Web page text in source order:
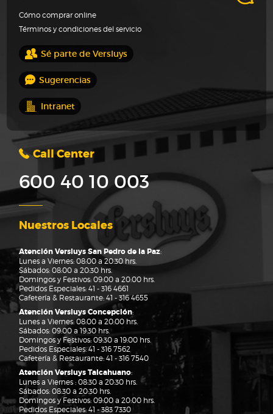
Cómo comprar online
Términos y condiciones del servicio
Sé parte de Versluys
Sugerencias
Intranet
Call Center
600 40 10 003
Nuestros Locales
Atención Versluys San Pedro de la Paz:
Lunes a Viernes: 08:00 a 20:30 hrs.
Sábados: 08:00 a 20:30 hrs.
Domingos y Festivos: 09:00 a 20:00 hrs.
Pedidos Especiales:41 - 316 4661
Cafetería & Restaurante:41 - 316 4655
Atención Versluys Concepción:
Lunes a Viernes: 08:00 a 20:00 hrs.
Sábados: 09:00 a 19:30 hrs.
Domingos y Festivos: 09:30 a 19:00 hrs.
Pedidos Especiales:41 - 316 7562
Cafetería & Restaurante:41 - 316 7540
Atención Versluys Talcahuano:
Lunes a Viernes : 08:30 a 20:30 hrs.
Sábados: 08:30 a 20:30 hrs.
Domingos y Festivos: 09:00 a 20:00 hrs.
Pedidos Especiales:41 - 383 7330